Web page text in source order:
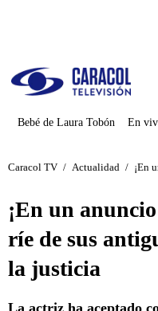
Bebé de Laura Tobón En
Caracol TV / Actualidad / ¡En
¡En un
ríe de sus
la justicia
La actriz ha aceptado